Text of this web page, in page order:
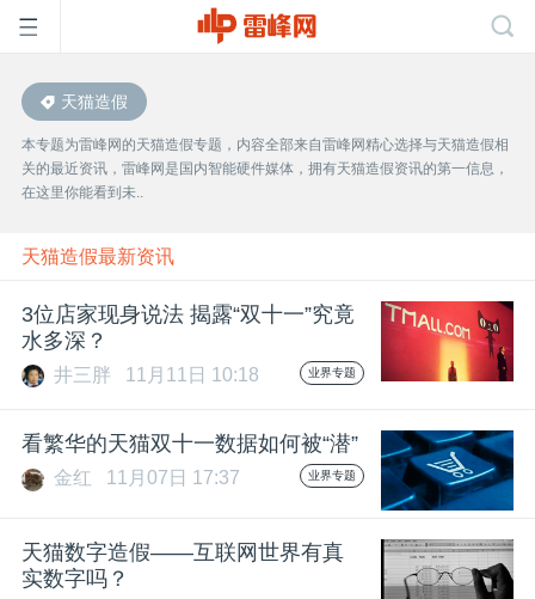
首
页
雷
峰
公
天猫造假
本专题为雷峰网的天猫造假专题，内容全部来自雷峰网精心选择与天猫造假相
关的最近资讯，雷峰网是国内智能硬件媒体，拥有天猫造假资讯的第一信息，
在这里你能看到未..
天猫造假最新资讯
3位店家现身说法 揭露“双十一”究竟
水多深？
井三胖 11月11日 10:18 业界专题
看繁华的天猫双十一数据如何被“潜”
金红 11月07日 17:37 业界专题
天猫数字造假——互联网世界有真
实数字吗？